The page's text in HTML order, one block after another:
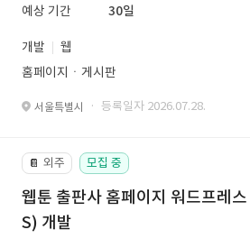
예상 기간
30일
개발
웹
홈페이지ㆍ게시판
서울특별시 · 등록일자 2026.07.28.
📔 외주 모집 중
웹툰 출판사 홈페이지 워드프레
S) 개발